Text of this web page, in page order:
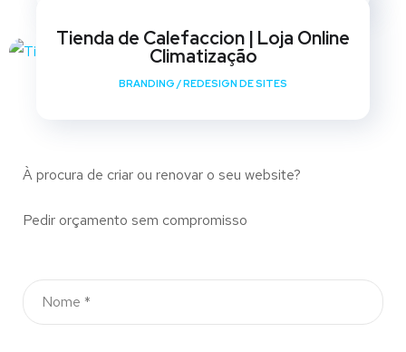
Tienda de Calefaccion | Loja Online
Climatização
BRANDING /REDESIGN DE SITES
À procura de criar ou renovar o seu website?
Pedir orçamento sem compromisso